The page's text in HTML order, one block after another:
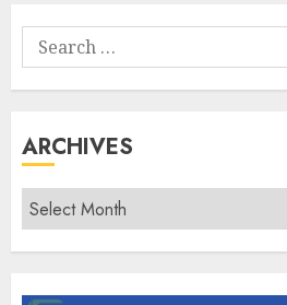
Search
for:
ARCHIVES
Archives